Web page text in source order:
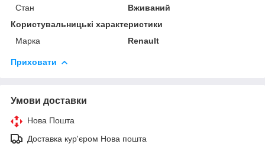
Стан
Вживаний
Користувальницькі характеристики
Марка
Renault
Приховати
Умови доставки
Нова Пошта
Доставка кур'єром Нова пошта